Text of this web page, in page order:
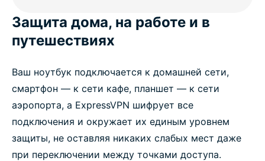
Защита дома, на работе и в
путешествиях
Ваш ноутбук подключается к домашней сети,
смартфон — к сети кафе, планшет — к сети
аэропорта, а ExpressVPN шифрует все
подключения и окружает их единым уровнем
защиты, не оставляя никаких слабых мест даже
при переключении между точками доступа.